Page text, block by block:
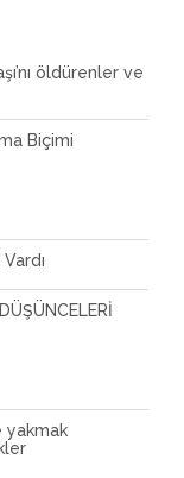
öldürenler ve
Biçimi
yakmak